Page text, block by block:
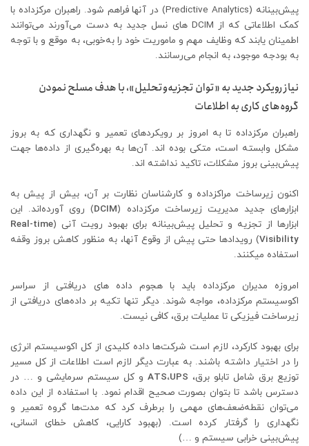
پیش‌بینانه (Predictive Analytics) در آنها فراهم شود. راهبران مرکزداده با
کمک اطلاعاتی که از DCIM های نسل جدید به دست می‌آورند می‌توانند
اطمینان یابند که وظایف مهم و ماموریت خود را به‌خوبی، به‌ موقع و با توجه
به بودجه موجود، به انجام می‌رسانند.
نیاز رویکرد جدید به «توان تجزیه‌وتحلیل»، با هدف مسلح نمودن
گروه‌های کاری به اطلاعات
راهبران مرکزداده تا به امروز بر رویکردهای تعمیر و نگهداری که به بروز
مشکل وابسته است، متکی بوده‏ اند. آن‌ها به بهره‌گیری از داده‌ها جهت
پیش‌بینی بروز مشکلات، تاکید نداشته ‏اند.
اکنون زیرساخت مراکزداده و کارشناسان نظارت بر آن، بیش از پیش به
ابزارهای جدید مدیریت زیرساخت مرکزداده (DCIM) روی آورده‌اند. این
ابزارها از تجزیه‌ و تحلیل پیش‌بینانه برای بهبود رویت‌ آنی (Real-time
Visibility) رویدادها حتی پیش از وقوع آن‏ها، به منظور کاهش بروز وقفه
استفاده می‏کنند.
امروزه مدیران مرکزداده باید با هجوم داده‏ های دریافتی از سراسر
اکوسیستم مرکزداده، مواجه شوند. دیگر تنها تکیه بر داده‌های دریافتی از
زیرساخت فیزیکی تا عملیات برق، کافی نیست.
برای بهبود کارکرد، لازم است شرکت‌ها داده کلیدی از کل اکوسیستم انرژی
را در اختیار داشته باشند. به عبارت دیگر لازم است اطلاعات از کل مسیر
توزیع برق شامل تابلو برق، ATS،UPS و کل سیستم سرمایشی و … در
دسترس باشد تا بتوان بصورت صحیح اقدام نمود. با استفاده از این داده
می‌توان نقطه‌ضعف‌های مهمی را برطرف کرد که مدت‌ها گروه تعمیر و
نگهداری را گرفتار کرده است. (بهبود کارایی، کاهش خطای انسانی،
پیش‌بینی خرابی سیستم و …)